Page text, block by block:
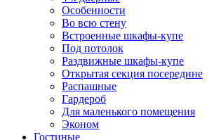
Особенности
Во всю стену
Встроенные шкафы-купе
Под потолок
Раздвижные шкафы-купе
Открытая секция посередине
Распашные
Гардероб
Для маленького помещения
Эконом
Гостиные